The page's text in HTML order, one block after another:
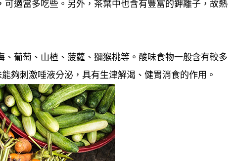
適當多吃些。另外，茶葉中也含有豐富的鉀離子，故熱
葡萄、山楂、菠蘿、獼猴桃等。酸味食物一般含有較多
夠刺激唾液分泌，具有生津解渴、健胃消食的作用。